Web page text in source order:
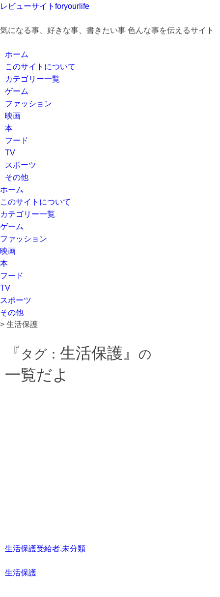
レビューサイトforyourlife
気になる事、好きな事、書きたい事 色んな事を伝えるサイト
ホーム
このサイトについて
カテゴリー一覧
ゲーム
ファッション
映画
本
フード
TV
スポーツ
その他
ホーム
このサイトについて
カテゴリー一覧
ゲーム
ファッション
映画
本
フード
TV
スポーツ
その他
> 生活保護
『タグ： 生活保護』 の
一覧だよ
生活保護受給者,未分類
生活保護